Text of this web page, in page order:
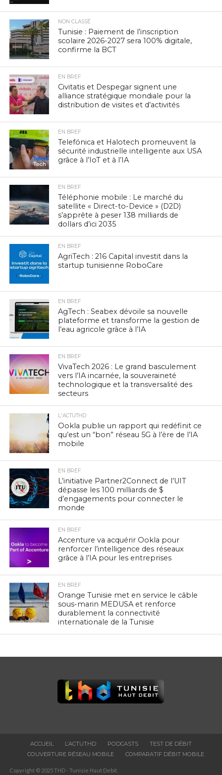
NON CLASSÉ
Tunisie : Paiement de l’inscription
scolaire 2026-2027 sera 100% digitale,
confirme la BCT
EN BREF
Civitatis et Despegar signent une
alliance stratégique mondiale pour la
distribution de visites et d’activités
EN BREF
Telefónica et Halotech promeuvent la
sécurité industrielle intelligente aux USA
grâce à l’IoT et à l’IA
EN BREF
Téléphonie mobile : Le marché du
satellite « Direct-to-Device » (D2D)
s’apprête à peser 138 milliards de
dollars d’ici 2035
EN BREF
AgriTech : 216 Capital investit dans la
startup tunisienne RoboCare
EN BREF
AgTech : Seabex dévoile sa nouvelle
plateforme et transforme la gestion de
l’eau agricole grâce à l’IA
EN BREF
VivaTech 2026 : Le grand basculement
vers l’IA incarnée, la souveraineté
technologique et la transversalité des
secteurs
L'ACTUTHD
Ookla publie un rapport qui redéfinit ce
qu’est un “bon” réseau 5G à l’ère de l’IA
mobile
EN BREF
L’initiative Partner2Connect de l’UIT
dépasse les 100 milliards de $
d’engagements pour connecter le
monde
EN BREF
Accenture va acquérir Ookla pour
renforcer l’intelligence des réseaux
grâce à l’IA pour les entreprises
EN BREF
Orange Tunisie met en service le câble
sous-marin MEDUSA et renforce
durablement la connectivité
internationale de la Tunisie
ACCUEIL L’ACTUTHD PODCASTS
TEST DE DÉBIT
COUVERTURE RÉSEAU MOBILE
COMPARATIF DÉBIT MOBILE
Copyright © 2025 THD - Tunisie Haut Debit.